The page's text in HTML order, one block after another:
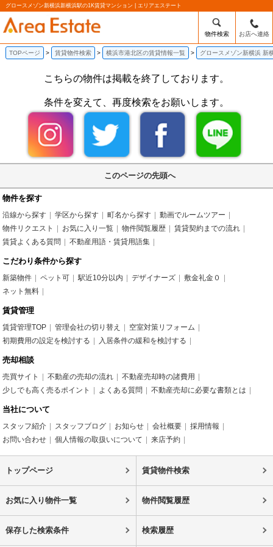
グロースメゾン新横浜新横浜駅の1K賃貸マンション | エリアエステート
物件検索 お店へ連絡
TOPページ 賃貸物件検索 横浜市港北区の賃貸情報一覧 グロースメゾン新横浜 新
こちらの物件は掲載を終了しております。
条件を変えて、再度検索をお願いします。
このページの先頭へ
物件を探す
沿線から探す 学区から探す 町名から探す
動画でルームツアー
物件リクエスト
お気に入り一覧 物件閲覧履歴
賃貸契約までの流れ
賃貸よくある質問
不動産用語・賃貸用語集
こだわり条件から探す
新築物件 ペット可 駅近10分以内 デザイナーズ
敷金礼金０
ネット無料
賃貸管理
賃貸管理TOP 管理会社の切り替え
空室対策リフォーム
初期費用の設定を検討する
入居条件の緩和を検討する
売却相談
売買サイト 不動産の売却の流れ
不動産売却時の諸費用
少しでも高く売るポイント
よくある質問 不動産売却に必要な書類とは
当社について
スタッフ紹介 スタッフブログ お知らせ 会社概要
採用情報
お問い合わせ
個人情報の取扱いについて 来店予約
トップページ 賃貸物件検索
お気に入り物件一覧 物件閲覧履歴
保存した検索条件 検索履歴